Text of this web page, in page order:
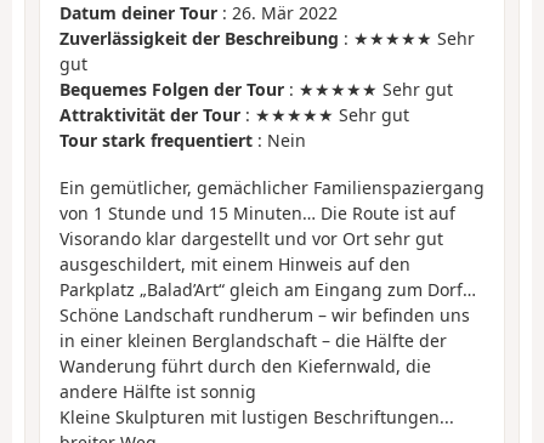
Datum deiner Tour : 26. Mär 2022
Zuverlässigkeit der Beschreibung : ★★★★★ Sehr
gut
Bequemes Folgen der Tour : ★★★★★ Sehr gut
Attraktivität der Tour : ★★★★★ Sehr gut
Tour stark frequentiert : Nein
Ein gemütlicher, gemächlicher Familienspaziergang
von 1 Stunde und 15 Minuten… Die Route ist auf
Visorando klar dargestellt und vor Ort sehr gut
ausgeschildert, mit einem Hinweis auf den
Parkplatz „Balad’Art“ gleich am Eingang zum Dorf…
Schöne Landschaft rundherum – wir befinden uns
in einer kleinen Berglandschaft – die Hälfte der
Wanderung führt durch den Kiefernwald, die
andere Hälfte ist sonnig
Kleine Skulpturen mit lustigen Beschriftungen...